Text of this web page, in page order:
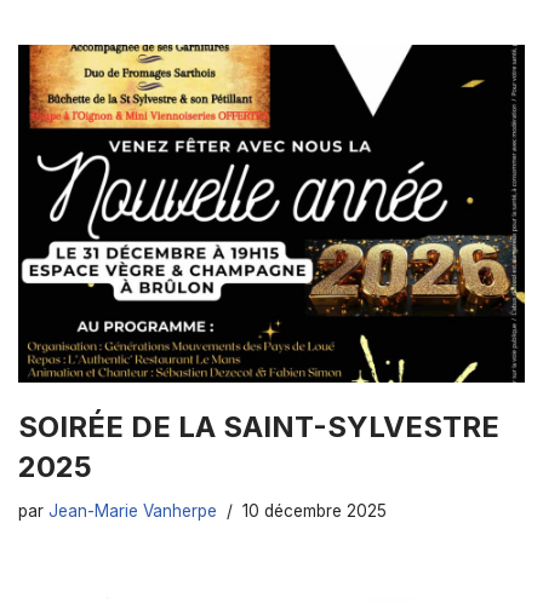
SOIRÉE DE LA SAINT-SYLVESTRE
2025
par Jean-Marie Vanherpe 10 décembre 2025